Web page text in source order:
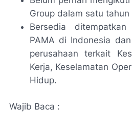
Group dalam satu tahun
Bersedia
PAMA di Indonesia
perusahaan terkait
Kerja, Keselamatan
Hidup.
Wajib Baca :